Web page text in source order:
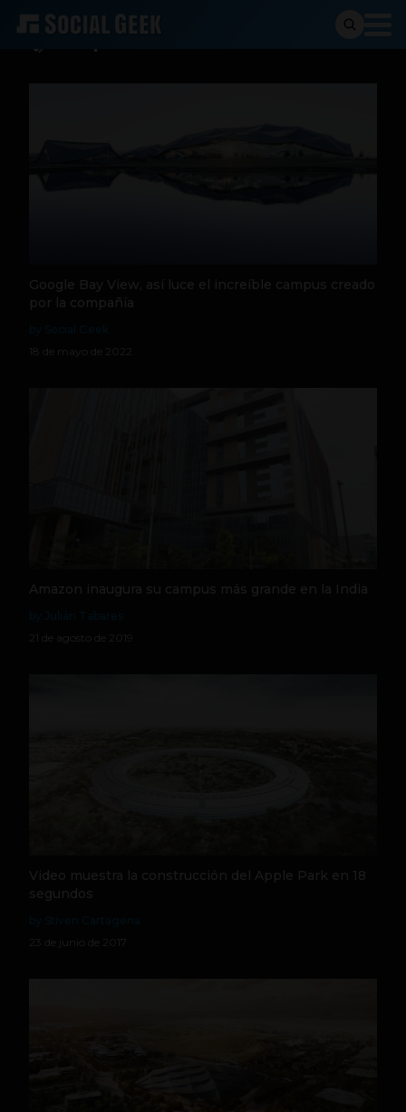
Google Bay View, así luce el increíble campus creado
por la compañía
18 de mayo de 2022
Amazon inaugura su campus más grande en la India
21 de agosto de 2019
Video muestra la construcción del Apple Park en 18
segundos
23 de junio de 2017